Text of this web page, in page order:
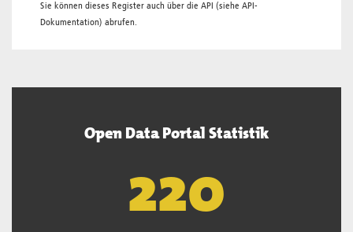
Sie können dieses Register auch über die API (siehe API-
Dokumentation) abrufen.
Open Data Portal Statistik
222